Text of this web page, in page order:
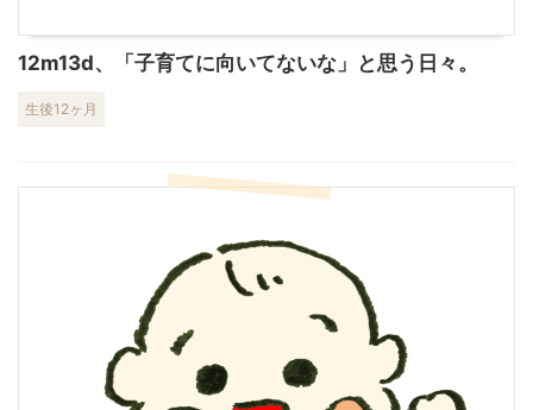
12m13d、「子育てに向いてないな」と思う日々。
生後12ヶ月